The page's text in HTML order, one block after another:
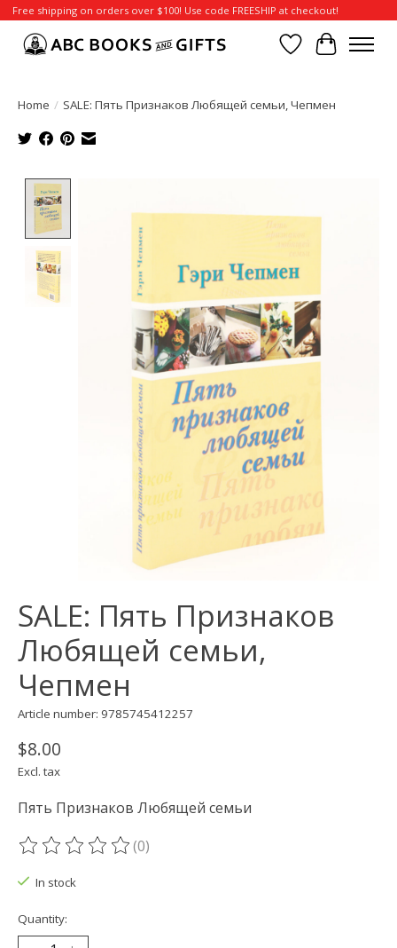
Free shipping on orders over $100! Use code FREESHIP at checkout!
Wish List
Cart
Home / SALE: Пять Признаков Любящей семьи, Чепмен
SALE: Пять Признаков
Любящей семьи,
Чепмен
Article number: 9785745412257
$8.00
Excl. tax
Пять Признаков Любящей семьи
The rating of this product is
(0)
In stock
Quantity: